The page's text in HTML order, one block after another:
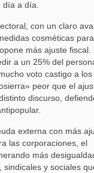
día a día.
con un claro
cosméticas para
más ajuste fiscal.
a un 25% del
voto castigo a los
peor que el
discurso,
externa con más
las corporaciones, el
más
sindicales y sociales